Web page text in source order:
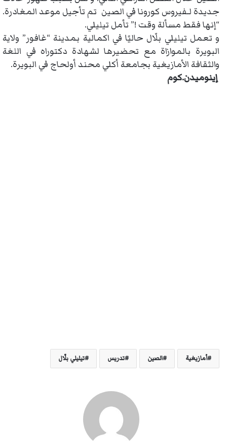
جديدة لـفيروس كورونا في الصين تم تأجيل موعد المغادرة.
“إنها فقط مسألة وقت !” تأمل تيليلي.
و تعمل تيليلي بلّال حاليًا في اكمالية بمدينة “غافور” ولاية
البويرة بالموازاة مع تحضيرها لشهادة دكتوراه في اللغة
والثقافة الأمازيغية بجامعة أكلي محند أولحاج في البويرة.
إينوميدن.كوم
أمازيغية الصين تدريس تيليلي بلّال